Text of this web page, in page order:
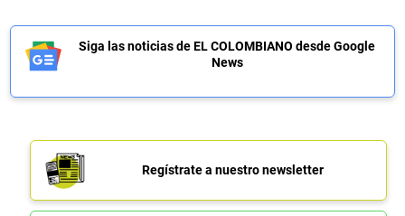
Siga las noticias de EL COLOMBIANO desde Google
News
Regístrate a nuestro newsletter